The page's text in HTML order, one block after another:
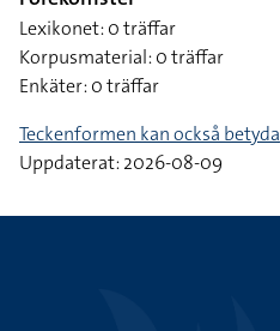
Lexikonet: 0 träffar
Korpusmaterial: 0 träffar
Enkäter: 0 träffar
Teckenformen kan också betyda
Uppdaterat: 2026-08-09